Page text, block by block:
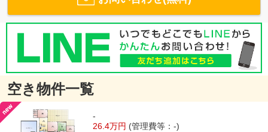
空き物件一覧
-
26.4万円 (管理費等：-)